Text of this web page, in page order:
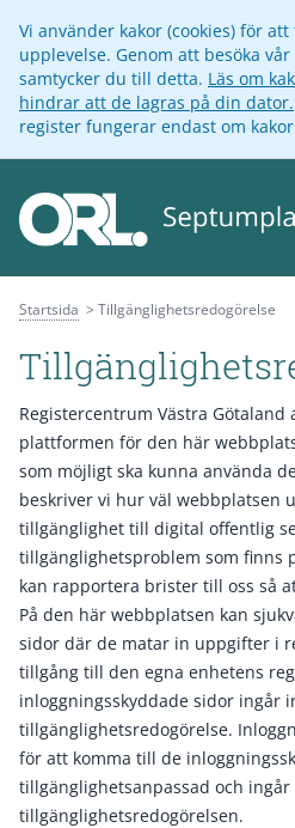
Vi använder kakor (cookies) för
upplevelse. Genom att besöka
samtycker du till detta. Läs om
hindrar att de lagras på din dator.
register fungerar endast om
Startsida Tillgänglighetsredogörelse
Registercentrum Västra
plattformen för den här
som möjligt ska kunna använda
beskriver vi hur väl webbplatsen
tillgänglighet till digital offentlig
tillgänglighetsproblem som finns
kan rapportera brister till oss så
På den här webbplatsen kan
sidor där de matar in uppgifter i
tillgång till den egna enhetens
inloggningsskyddade sidor ingår
tillgänglighetsredogörelse.
för att komma till de
tillgänglighetsanpassad och
tillgänglighetsredogörelsen.